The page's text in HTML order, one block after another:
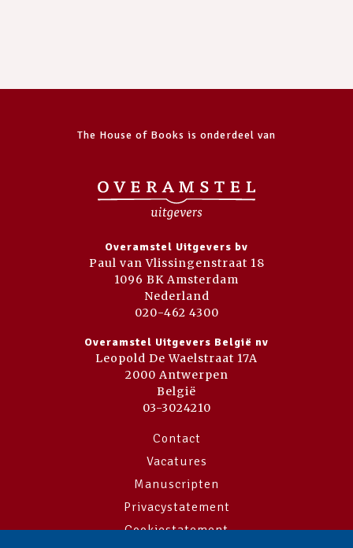
The House of Books is onderdeel van
Overamstel Uitgevers bv
Paul van Vlissingenstraat 18
1096 BK Amsterdam
Nederland
020-462 4300
Overamstel Uitgevers België nv
Leopold De Waelstraat 17A
2000 Antwerpen
België
03-3024210
Contact
Vacatures
Manuscripten
Privacystatement
Cookiestatement